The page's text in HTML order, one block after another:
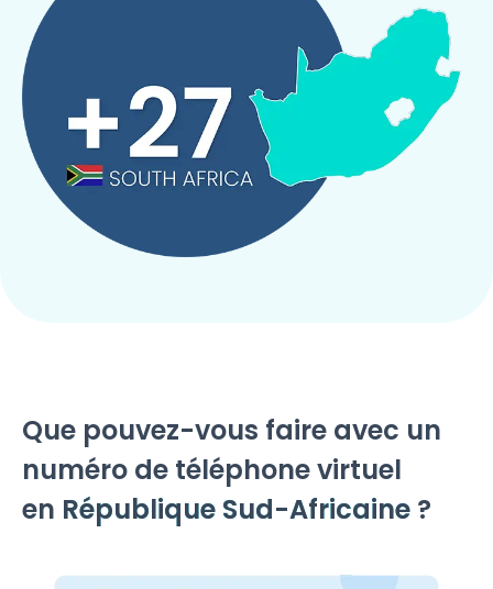
Que pouvez-vous faire avec un
numéro de téléphone virtuel
en République Sud-Africaine ?